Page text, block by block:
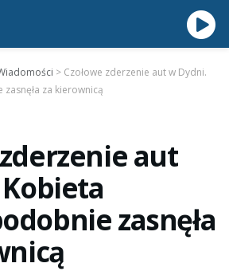
> Czołowe zderzenie aut w Dydni.
za kierownicą
zderzenie aut
zasnęła